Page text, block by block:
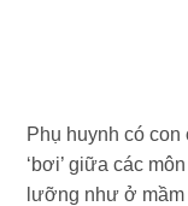
Phụ huynh có con
‘bơi’ giữa các
lưỡng như ở